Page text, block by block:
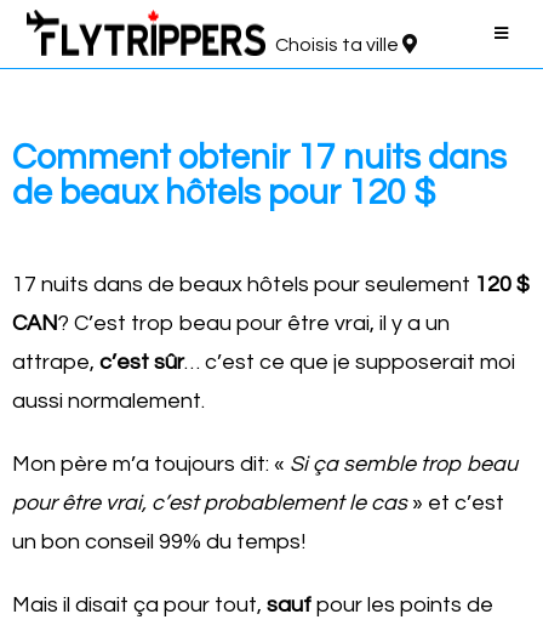
Choisis ta ville
Comment obtenir 17 nuits dans
de beaux hôtels pour 120 $
17 nuits dans de beaux hôtels pour seulement 120 $
CAN? C’est trop beau pour être vrai, il y a un
attrape, c’est sûr… c’est ce que je supposerait moi
aussi normalement.
Mon père m’a toujours dit: « Si ça semble trop beau
pour être vrai, c’est probablement le cas» et c’est
un bon conseil 99% du temps!
Mais il disait ça pour tout, sauf pour les points de